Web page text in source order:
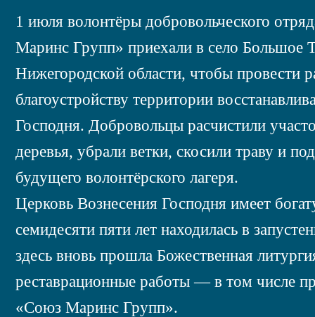
1 июля волонтёры добровольческого
Маринс Групп» приехали в село Большое
Нижегородской области, чтобы провести
благоустройству территории
Господня. Добровольцы расчистили
деревья, убрали ветки, скосили траву и
будущего волонтёрского лагеря.
Церковь Вознесения Господня имеет
семидесяти пяти лет находилась в
здесь вновь прошла Божественная
реставрационные работы — в том числе
«Союз Маринс Групп».